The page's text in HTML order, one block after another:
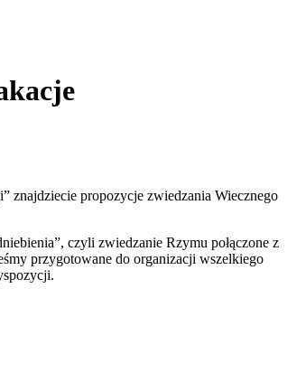
propozycje zwiedzania Wiecznego
czyli zwiedzanie Rzymu połączone z
przygotowane do organizacji wszelkiego